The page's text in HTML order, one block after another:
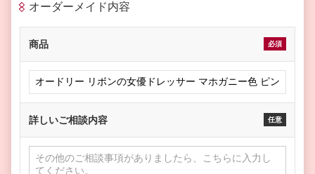
オーダーメイド内容
商品 必須
詳しいご相談内容 任意